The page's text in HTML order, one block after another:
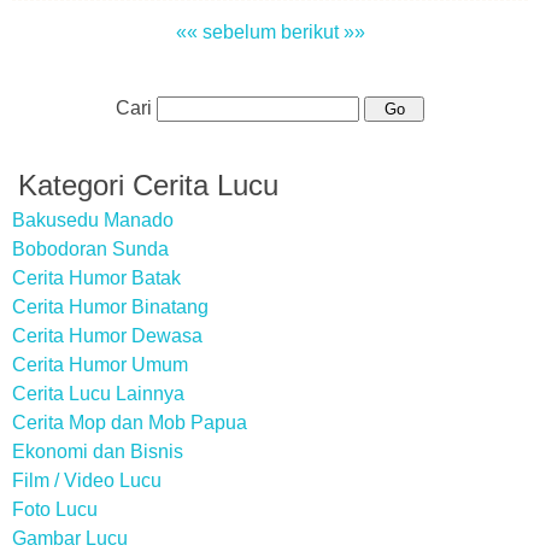
«« sebelum berikut »»
Cari
Kategori Cerita Lucu
Bakusedu Manado
Bobodoran Sunda
Cerita Humor Batak
Cerita Humor Binatang
Cerita Humor Dewasa
Cerita Humor Umum
Cerita Lucu Lainnya
Cerita Mop dan Mob Papua
Ekonomi dan Bisnis
Film / Video Lucu
Foto Lucu
Gambar Lucu